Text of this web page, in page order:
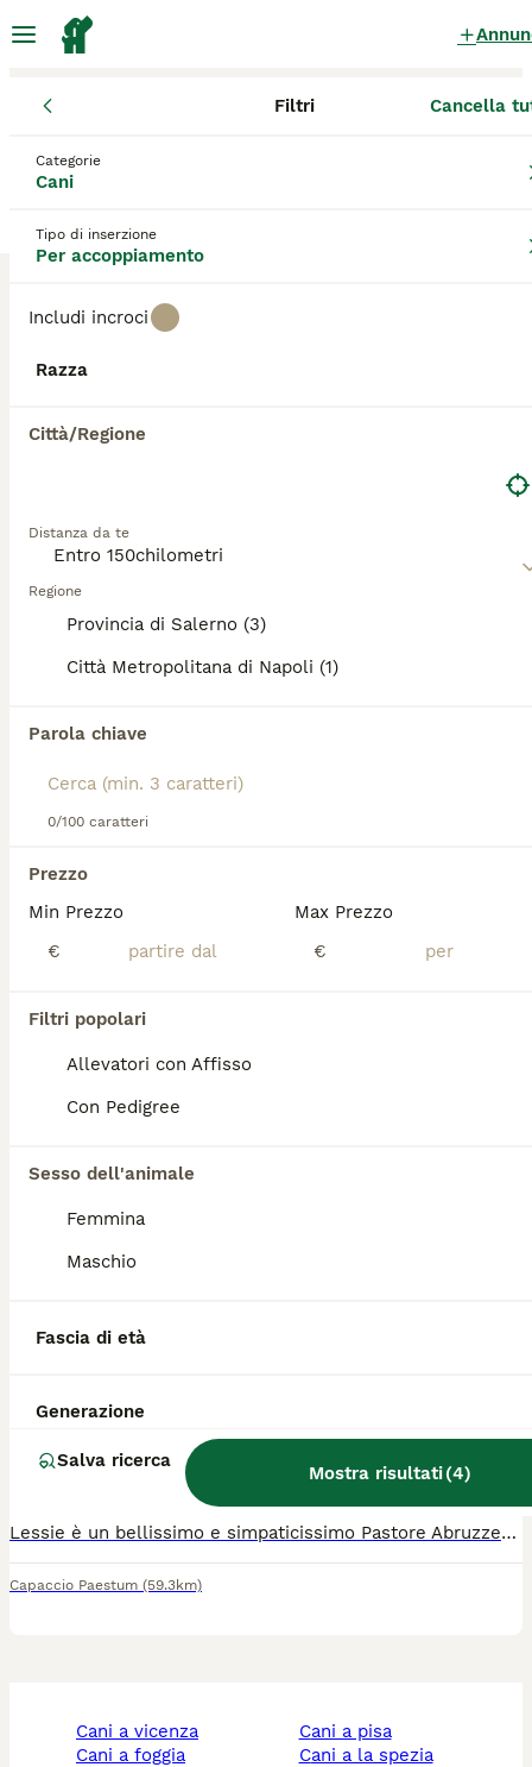
Filtri Cancella
Categorie
Cani
Tipo di inserzione
Per accoppiamento
Includi incroci
Razza
Città/Regione
Distanza da te
Regione
Provincia di Salerno (3)
Città Metropolitana di Napoli (1)
Parola chiave
0/100 caratteri
Prezzo
Min Prezzo
€
Max Prezzo
€
Filtri popolari
Allevatori con Affisso
Con Pedigree
Sesso dell'animale
Femmina
Maschio
Fascia di età
Generazione
Salva ricerca
Mostra risultati(4)
Cani per accoppiamento
Tutte le razze
Salva ricerca
Capaccio Paestum (59.3km)
Husky
5 anni
Barboncino Toy
Caselle In Pittari (103km)
4 anni70 €
Lessie è un bellissimo e simpaticissimo Pastore Abruzzese Maremmano Esente da displasia, si rende disponibile per servizi di monta. Graditi piccoli contributi.
Capaccio Paestum (59.3km)
cani a vicenza
cani a foggia
cani a pisa
cani a la spezia